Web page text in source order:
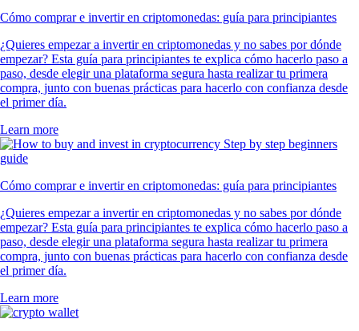
Cómo comprar e invertir en criptomonedas: guía para principiantes
¿Quieres empezar a invertir en criptomonedas y no sabes por dónde
empezar? Esta guía para principiantes te explica cómo hacerlo paso a
paso, desde elegir una plataforma segura hasta realizar tu primera
compra, junto con buenas prácticas para hacerlo con confianza desde
el primer día.
Learn more
Cómo comprar e invertir en criptomonedas: guía para principiantes
¿Quieres empezar a invertir en criptomonedas y no sabes por dónde
empezar? Esta guía para principiantes te explica cómo hacerlo paso a
paso, desde elegir una plataforma segura hasta realizar tu primera
compra, junto con buenas prácticas para hacerlo con confianza desde
el primer día.
Learn more